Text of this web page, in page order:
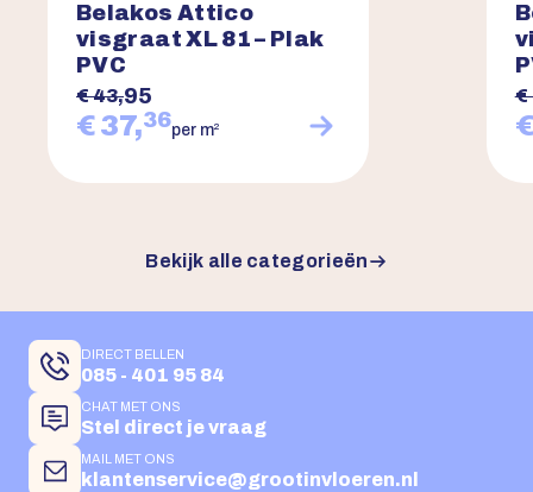
Belakos Attico
visgraat XL 81 – Plak
PVC
€ 43,95
€ 37,36per m2
€
Bekijk alle categorieën
DIRECT BELLEN
085 - 401 95 84
CHAT MET ONS
Stel direct je vraag
MAIL MET ONS
klantenservice@grootinvloeren.nl